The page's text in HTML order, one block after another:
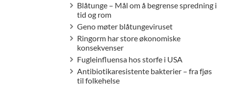
Blåtunge – Mål om å begrense spredning i
tid og rom
Geno møter blåtungeviruset
Ringorm har store økonomiske
konsekvenser
Fugleinfluensa hos storfe i USA
Antibiotikaresistente bakterier – fra fjøs
til folkehelse